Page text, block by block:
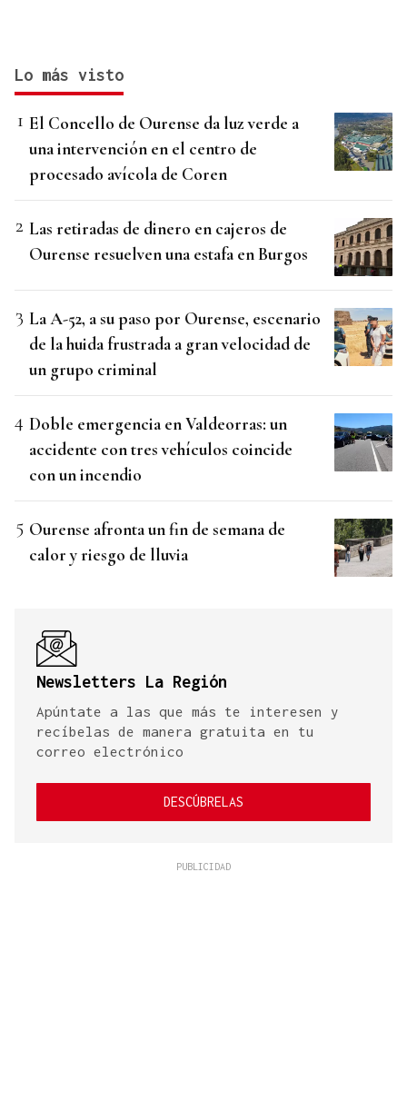
Lo más visto
El Concello de Ourense da luz verde a
una intervención en el centro de
procesado avícola de Coren
Las retiradas de dinero en cajeros de
Ourense resuelven una estafa en Burgos
La A-52, a su paso por Ourense, escenario
de la huida frustrada a gran velocidad de
un grupo criminal
Doble emergencia en Valdeorras: un
accidente con tres vehículos coincide
con un incendio
Ourense afronta un fin de semana de
calor y riesgo de lluvia
Newsletters La Región
Apúntate a las que más te interesen y
recíbelas de manera gratuita en tu
correo electrónico
DESCÚBRELAS